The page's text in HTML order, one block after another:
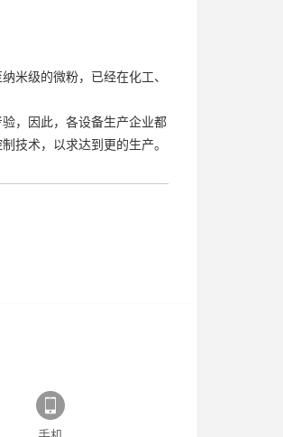
米级的微粉，已经在化工、
，因此，各设备生产企业都
技术，以求达到更的生产。